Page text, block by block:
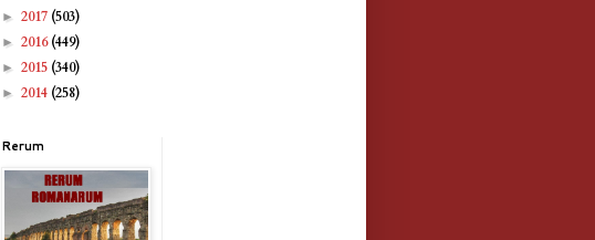
► 2017 (503)
► 2016(449)
► 2015 (340)
► 2014 (258)
Rerum